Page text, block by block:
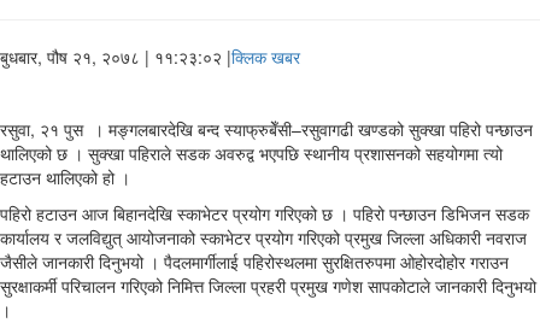
बुधबार, पौष २१, २०७८ | ११:२३:०२ |क्लिक खबर
रसुवा, २१ पुस । मङ्गलबारदेखि बन्द स्याफ्रुबेँसी–रसुवागढी खण्डको सुक्खा पहिरो पन्छाउन
थालिएको छ । सुक्खा पहिराले सडक अवरुद्व भएपछि स्थानीय प्रशासनको सहयोगमा त्यो
हटाउन थालिएको हो ।
पहिरो हटाउन आज बिहानदेखि स्काभेटर प्रयोग गरिएको छ । पहिरो पन्छाउन डिभिजन सडक
कार्यालय र जलविद्युत् आयोजनाको स्काभेटर प्रयोग गरिएको प्रमुख जिल्ला अधिकारी नवराज
जैसीले जानकारी दिनुभयो । पैदलमार्गीलाई पहिरोस्थलमा सुरक्षितरुपमा ओहोरदोहोर गराउन
सुरक्षाकर्मी परिचालन गरिएको निमित्त जिल्ला प्रहरी प्रमुख गणेश सापकोटाले जानकारी दिनुभयो
।